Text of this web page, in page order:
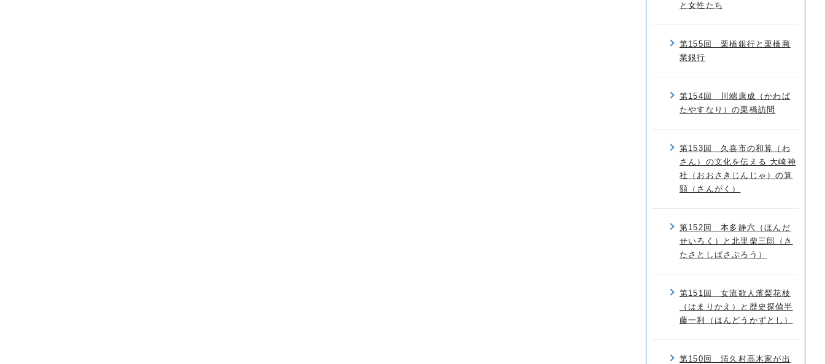
と女性たち
第155回 栗橋銀行と栗橋商
業銀行
第154回 川端康成（かわば
たやすなり）の栗橋訪問
第153回 久喜市の和算（わ
さん）の文化を伝える 大崎神
社（おおさきじんじゃ）の算
額（さんがく）
第152回 本多静六（ほんだ
せいろく）と北里柴三郎（き
たさとしばさぶろう）
第151回 女流歌人濱梨花枝
（はまりかえ）と歴史探偵半
藤一利（はんどうかずとし）
第150回 清久村高木家が出